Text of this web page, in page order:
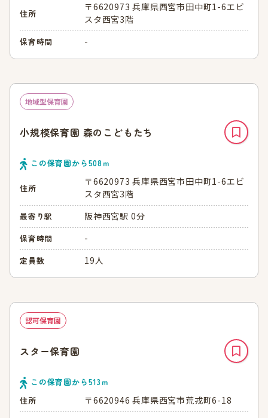
住所
〒6620973 兵庫県西宮市田中町1-6エビ
スタ西宮3階
保育時間 -
地域型保育園
小規模保育園 森のこどもたち
この保育園から508ｍ
住所
〒6620973 兵庫県西宮市田中町1-6エビ
スタ西宮3階
最寄り駅 阪神西宮駅 0分
保育時間 -
定員数 19人
認可保育園
スター保育園
この保育園から513ｍ
住所
〒6620946 兵庫県西宮市荒戎町6-18